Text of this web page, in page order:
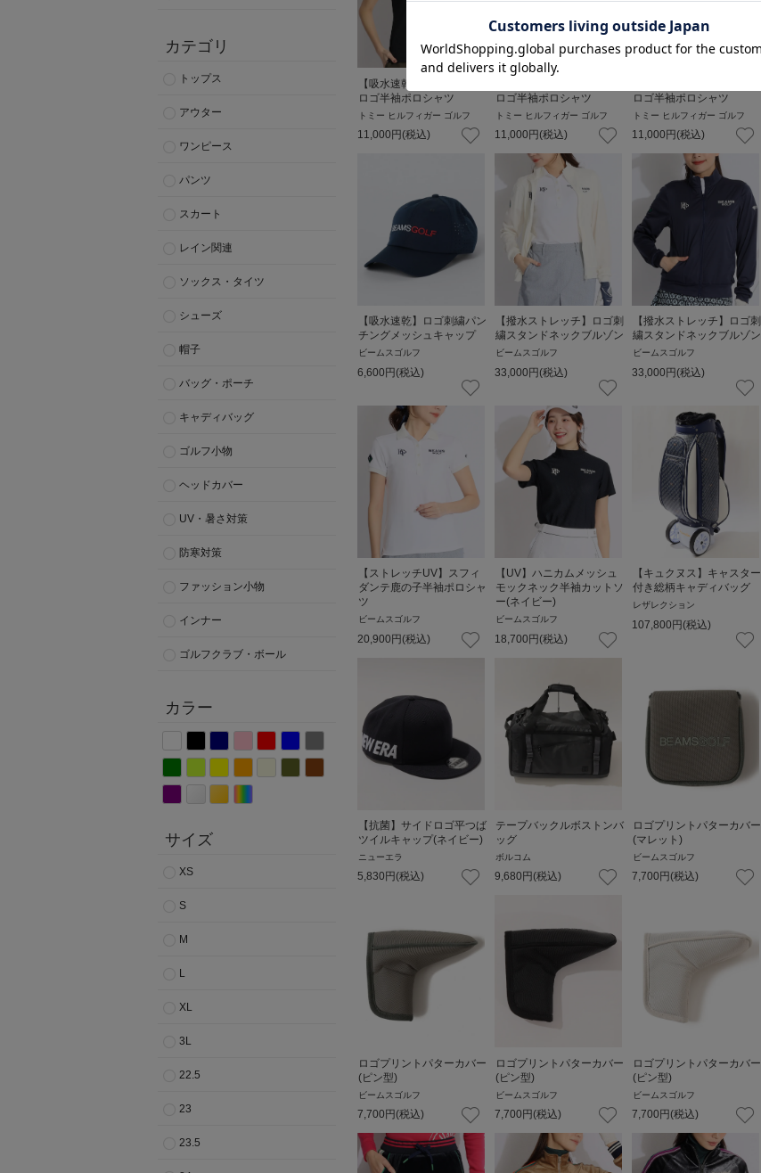
カテゴリ
トップス
アウター
ワンピース
パンツ
スカート
レイン関連
ソックス・タイツ
シューズ
帽子
バッグ・ポーチ
キャディバッグ
ゴルフ小物
ヘッドカバー
UV・暑さ対策
防寒対策
ファッション小物
インナー
ゴルフクラブ・ボール
カラー
サイズ
XS
S
M
L
XL
3L
22.5
23
23.5
【吸水速乾UV】フラッグ
ロゴ半袖ポロシャツ
トミー ヒルフィガー ゴルフ
11,000 円(税込)
ロゴ半袖ポロシャツ
トミー ヒルフィガー ゴルフ
11,000 円(税込)
ロゴ半袖ポロシャツ
トミー ヒルフィガー ゴルフ
11,000 円(税込)
【吸水速乾】ロゴ刺繍パン
チングメッシュキャップ
ビームスゴルフ
6,600円(税込)
【撥水ストレッチ】ロゴ刺
繍スタンドネックブルゾン
ビームスゴルフ
33,000円(税込)
【撥水ストレッチ】ロゴ刺
繍スタンドネックブルゾン
ビームスゴルフ
33,000円(税込)
【ストレッチUV】スフィ
ダンテ鹿の子半袖ポロシャ
ツ
ビームスゴルフ
20,900円(税込)
【UV】ハニカムメッシュ
モックネック半袖カットソ
ー(ネイビー)
ビームスゴルフ
18,700円(税込)
【キュクヌス】キャスター
付き総柄キャディバッグ
レザレクション
107,800円(税込)
【抗菌】サイドロゴ平つば
ツイルキャップ(ネイビー)
ニューエラ
5,830 円(税込)
テープバックルボストンバ
ッグ
ボルコム
9,680 円(税込)
ロゴプリントパターカバー
(マレット)
ビームスゴルフ
7,700 円(税込)
ロゴプリントパターカバー
(ピン型)
ビームスゴルフ
7,700 円(税込)
ロゴプリントパターカバー
(ピン型)
ビームスゴルフ
7,700 円(税込)
ロゴプリントパターカバー
(ピン型)
ビームスゴルフ
7,700 円(税込)